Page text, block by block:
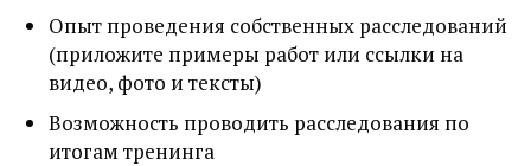
Опыт проведения собственных расследований
(приложите примеры работ или ссылки на
видео, фото и тексты)
Возможность проводить расследования по
итогам тренинга